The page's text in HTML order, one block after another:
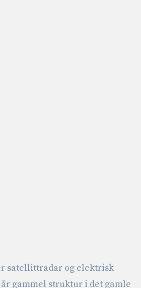
satellittradar og elektrisk
gammel struktur i det gamle